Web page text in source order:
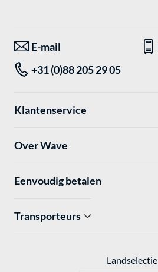
E-mail
+31 (0)88 205 29 05
Klantenservice
Over Wave
Eenvoudig betalen
Transporteurs
Landselectie